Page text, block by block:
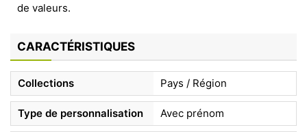
de valeurs.
CARACTÉRISTIQUES
Collections Pays / Région
Type de personnalisation Avec prénom